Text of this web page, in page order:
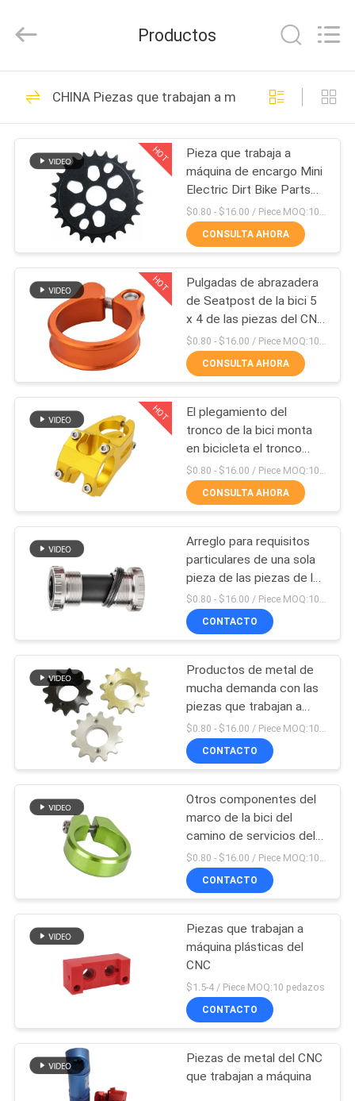
CASA.
PRODUCTOS
SOBRE
NOSOTROS
RECORRIDO
FÁBRICA
CONTROL
CALIDAD
CONTACTA
CON
NOSOTROS
SOLICITAR
UNA
MAPA
DEL
POLÍTICA
DE
PRIVACIDAD
Tuofa
Technology
All
Reserved.
Piezas que trabajan
a máquina del CNC
306
Piezas que muelen
del CNC
102
componentes
dados vuelta CNC
75
Piezas del titanio
del CNC
35
Piezas de acero
inoxidables del CNC
83
piezas del aluminio
del CNC
203
Productos
CHINA Piezas que trabajan a máquina del CNC
HOT
Pieza que trabaja a
máquina de encargo Mini
Electric Dirt Bike Parts
del CNC del OEM
$0.80 - $16.00 / Piece MOQ:10 pedazos
CONSULTA AHORA
HOT
Pulgadas de abrazadera
de Seatpost de la bici 5
x 4 de las piezas del CNC
de la precisión que
trabajan a máquina
CONSULTA AHORA
HOT
El plegamiento del
tronco de la bici monta
en bicicleta el tronco
doble ajustable hecho en
China
CONSULTA AHORA
Arreglo para requisitos
particulares de una sola
pieza de las piezas de la
bici del soporte inferior
universal
$0.80 - $16.00 / Piece MOQ:10 pedazos/pedazos
CONTACTO
Productos de metal de
mucha demanda con las
piezas que trabajan a
máquina del CNC de la
fábrica de la rueda
volante
$0.80 - $16.00 / Piece MOQ:10 pedazos/pedazos
CONTACTO
Otros componentes del
marco de la bici del
camino de servicios del
CNC de la fabricación
CONTACTO
Piezas que trabajan a
máquina plásticas del
CNC
$1.5-4 / Piece MOQ:10 pedazos
CONTACTO
Piezas de metal del CNC
que trabajan a máquina